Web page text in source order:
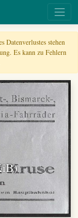
Datenverlustes stehen
Es kann zu Fehlern